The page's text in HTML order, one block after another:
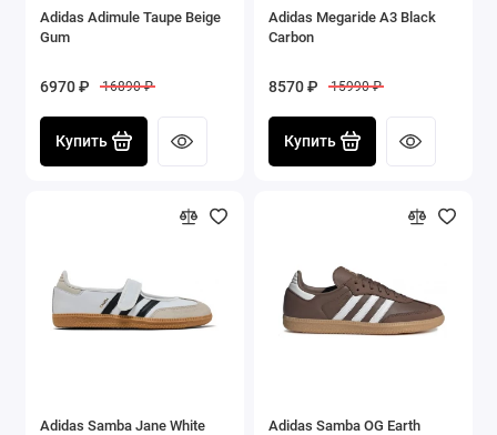
Adidas Adimule Taupe Beige
Gum
6970 ₽ 16890 ₽
Купить
Adidas Megaride A3 Black
Carbon
8570 ₽ 15990 ₽
Купить
Adidas Samba Jane White
Adidas Samba OG Earth